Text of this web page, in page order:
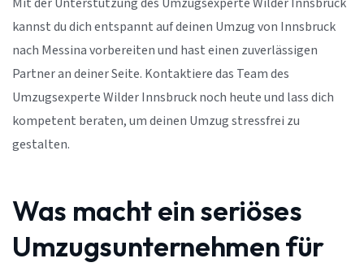
Mit der Unterstützung des Umzugsexperte Wilder Innsbruck
kannst du dich entspannt auf deinen Umzug von Innsbruck
nach Messina vorbereiten und hast einen zuverlässigen
Partner an deiner Seite. Kontaktiere das Team des
Umzugsexperte Wilder Innsbruck noch heute und lass dich
kompetent beraten, um deinen Umzug stressfrei zu
gestalten.
Was macht ein seriöses
Umzugsunternehmen für